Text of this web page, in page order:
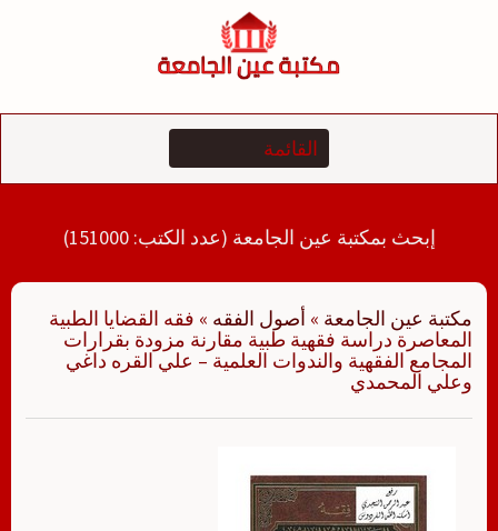
إبحث بمكتبة عين الجامعة (عدد الكتب: 151000)
مكتبة عين الجامعة » أصول الفقه » فقه القضايا الطبية
المعاصرة دراسة فقهية طبية مقارنة مزودة بقرارات
المجامع الفقهية والندوات العلمية – علي القره داغي
وعلي المحمدي